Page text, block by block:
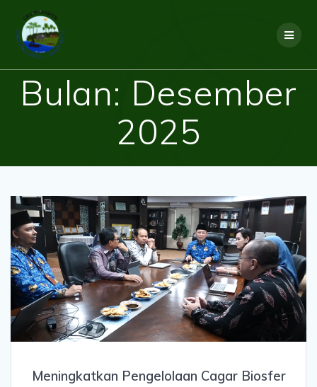
Bulan: Desember
2025
Meningkatkan Pengelolaan Cagar Biosfer